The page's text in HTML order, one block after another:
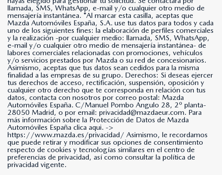
llamada, SMS, WhatsApp, e-mail y/o cualquier otro medio de
mensajería instantánea. *Al marcar esta casilla, aceptas que
Mazda Automóviles España, S.A. use tus datos para todos y cada
uno de los siguientes fines: la elaboración de perfiles comerciales
y la realización -por cualquier medio: llamada, SMS, WhatsApp,
e-mail y/o cualquier otro medio de mensajería instantánea- de
labores comerciales relacionadas con promociones, vehículos
y/o servicios prestados por Mazda o su red de concesionarios.
Asimismo, aceptas que tus datos sean cedidos para la misma
finalidad a las empresas de su grupo. Derechos: Si deseas ejercer
tus derechos de acceso, rectificación, suspensión, oposición y
cualquier otro derecho que te corresponda en relación con tus
datos, contacta con nosotros por correo postal: Mazda
Automóviles España. C/Manuel Pombo Angulo 28, 2º planta-
28050 Madrid, o por email: privacidad@mazdaeur.com. Para
más información sobre la Protección de Datos de Mazda
Automóviles España clica aqui. ->
https://www.mazda.es/privacidad/
que puede retirar y modificar sus opciones de consentimiento
respecto de cookies y tecnologías similares en el centro de
preferencias de privacidad, así como consultar la política de
privacidad vigente.